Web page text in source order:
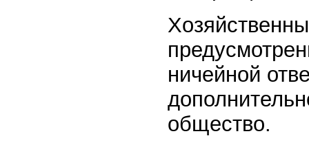
ничейной
общество.